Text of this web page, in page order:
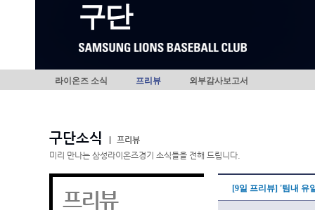
구단
라이온즈 소식 프리뷰 외부감사보고서
구단소식
프리뷰
미리 만나는 삼성라이온즈경기 소식들을 전해 드립니다.
프리뷰 [9일 프리뷰] '팀내 유